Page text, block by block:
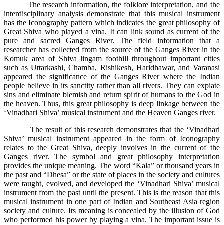
The research information, the folklore interpretation, and the
interdisciplinary analysis demonstrate that this musical instrument
has the Iconography pattern which indicates the great philosophy of
Great Shiva who played a vina. It can link sound as current of the
pure and sacred Ganges River. The field information that a
researcher has collected from the source of the Ganges River in the
Komuk area of Shiva lingam foothill throughout important cities
such as Uttarkashi, Chamba, Rishikesh, Haridhawar, and Varanasi
appeared the significance of the Ganges River where the Indian
people believe in its sanctity rather than all rivers. They can expiate
sins and eliminate blemish and return spirit of humans to the God in
the heaven. Thus, this great philosophy is deep linkage between the
‘Vinadhari Shiva’ musical instrument and the Heaven Ganges river.
The result of this research demonstrates that the ‘Vinadhari
Shiva’ musical instrument appeared in the form of Iconography
relates to the Great Shiva, deeply involves in the current of the
Ganges river. The symbol and great philosophy interpretation
provides the unique meaning. The word “Kala” or thousand years in
the past and “Dhesa” or the state of places in the society and cultures
were taught, evolved, and developed the ‘Vinadhari Shiva’ musical
instrument from the past until the present. This is the reason that this
musical instrument in one part of Indian and Southeast Asia region
society and culture. Its meaning is concealed by the illusion of God
who performed his power by playing a vina. The important issue is